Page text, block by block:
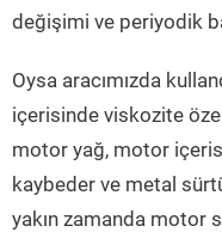
değişimi ve periyodik
Oysa aracımızda
içerisinde viskozite
motor yağ, motor
kaybeder ve metal
yakın zamanda motor